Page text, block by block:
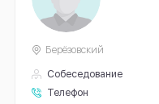
Собеседование
Телефон
Берёзовский